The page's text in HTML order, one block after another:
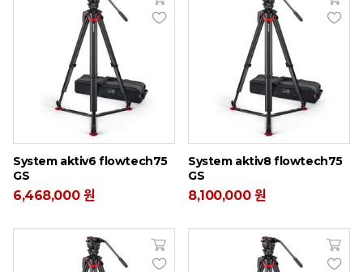
System aktiv6 flowtech75
GS
6,468,000 원
System aktiv8 flowtech75
GS
8,100,000 원